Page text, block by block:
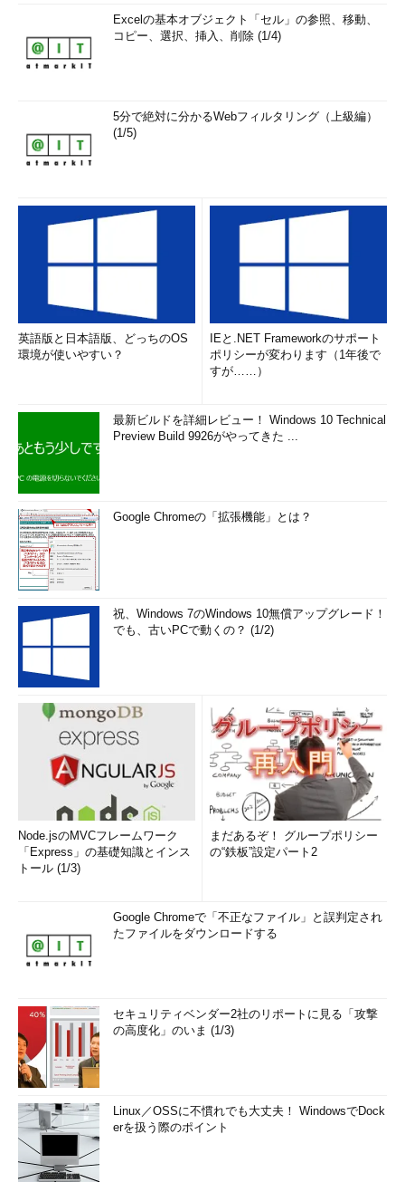
Excelの基本オブジェクト「セル」の参照、移動、
コピー、選択、挿入、削除 (1/4)
5分で絶対に分かるWebフィルタリング（上級編）
(1/5)
英語版と日本語版、どっちのOS
環境が使いやすい？
IEと.NET Frameworkのサポート
ポリシーが変わります（1年後で
すが……）
最新ビルドを詳細レビュー！ Windows 10 Technical
Preview Build 9926がやってきた ...
Google Chromeの「拡張機能」とは？
祝、Windows 7のWindows 10無償アップグレード！
でも、古いPCで動くの？ (1/2)
Node.jsのMVCフレームワーク
「Express」の基礎知識とインス
トール (1/3)
まだあるぞ！ グループポリシー
の“鉄板”設定パート2
Google Chromeで「不正なファイル」と誤判定され
たファイルをダウンロードする
セキュリティベンダー2社のリポートに見る「攻撃
の高度化」のいま (1/3)
Linux／OSSに不慣れでも大丈夫！ WindowsでDock
erを扱う際のポイント